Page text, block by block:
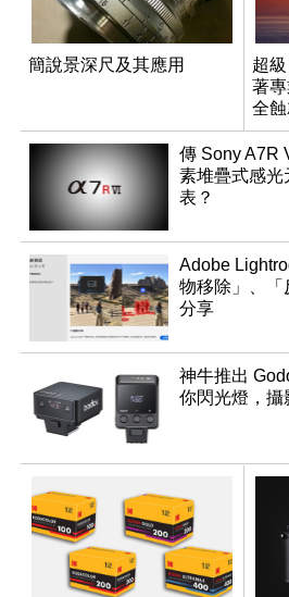
簡說景深尺及其應用
超
著
全蝕
傳 Sony A7R
素堆疊式感光
表？
Adobe
物移除」、
分享
神牛推出
你閃光燈，